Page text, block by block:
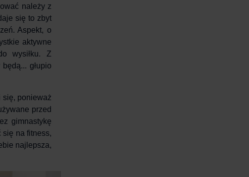
należy z
się to zbyt
Aspekt, o
aktywne
wysiłku. Z
głupio
się, ponieważ
przed
gimnastykę
się na fitness,
najlepsza,